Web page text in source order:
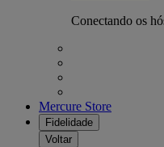
Conectando os
Mercure Store
Fidelidade
Voltar